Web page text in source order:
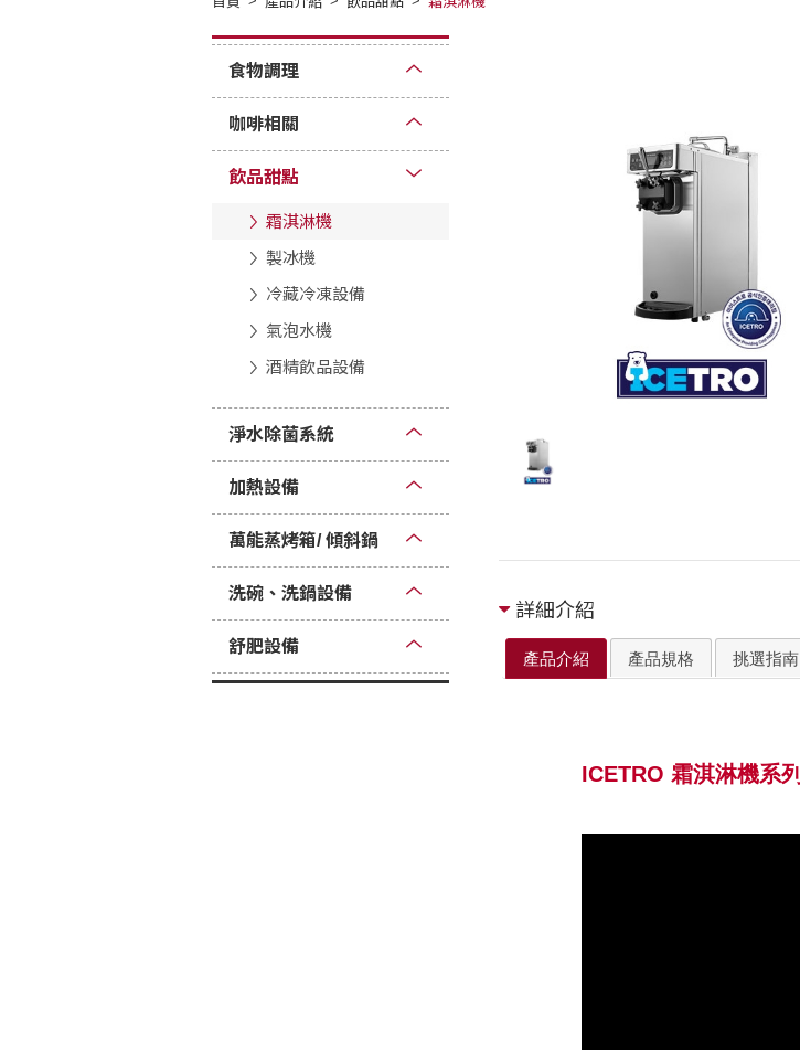
食物調理
咖啡相關
飲品甜點
霜淇淋機
製冰機
冷藏冷凍設備
氣泡水機
酒精飲品設備
淨水除菌系統
加熱設備
萬能蒸烤箱/ 傾斜鍋
洗碗、洗鍋設備
舒肥設備
詳細介紹
產品介紹 產品規格 挑選指南
ICETRO 霜淇淋機系列